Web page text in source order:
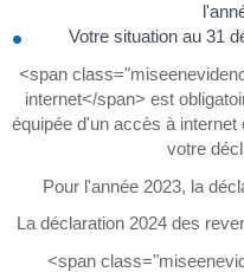
Votre situation au 31
<span
internet</span> est
équipée d'un accès à
votre
Pour l'année 2023, la
La déclaration 2024 des
<span